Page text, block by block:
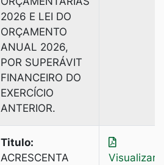
2026 E LEI DO
ORÇAMENTO
ANUAL 2026,
POR SUPERÁVIT
FINANCEIRO DO
EXERCÍCIO
ANTERIOR.
Titulo:
ACRESCENTA
Visualizar